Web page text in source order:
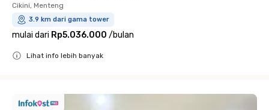
Cikini, Menteng
3.9 km dari gama tower
mulai dari Rp5.036.000 /bulan
Lihat info lebih banyak